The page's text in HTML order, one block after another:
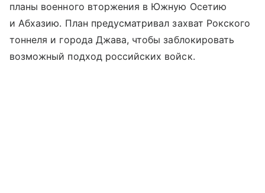
планы военного вторжения в Южную Осетию
и Абхазию. План предусматривал захват Рокского
тоннеля и города Джава, чтобы заблокировать
возможный подход российских войск.